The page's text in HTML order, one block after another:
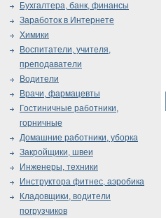
Бухгалтера, банк, финансы
Заработок в Интернете
Химики
Воспитатели, учителя,
преподаватели
Водители
Врачи, фармацевты
Гостиничные работники,
горничные
Домашние работники, уборка
Закройщики, швеи
Инженеры, техники
Инструктора фитнес, аэробика
Кладовщики, водители
погрузчиков